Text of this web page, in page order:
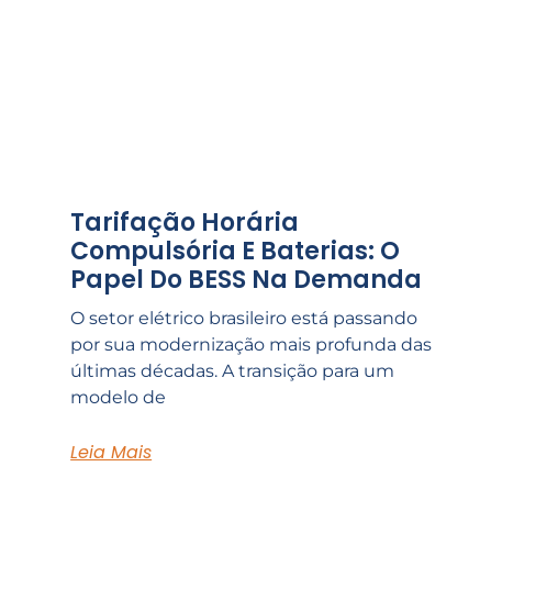
Tarifação Horária
Compulsória E Baterias: O
Papel Do BESS Na Demanda
O setor elétrico brasileiro está passando
por sua modernização mais profunda das
últimas décadas. A transição para um
modelo de
Leia Mais